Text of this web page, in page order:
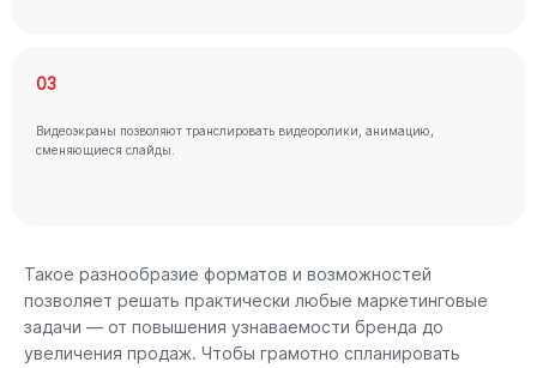
03
Видеоэкраны позволяют транслировать видеоролики, анимацию,
сменяющиеся слайды.
Такое разнообразие форматов и возможностей
позволяет решать практически любые маркетинговые
задачи — от повышения узнаваемости бренда до
увеличения продаж. Чтобы грамотно спланировать